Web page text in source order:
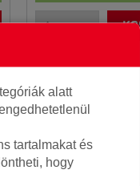
alatt
tartalmakat és
hogy